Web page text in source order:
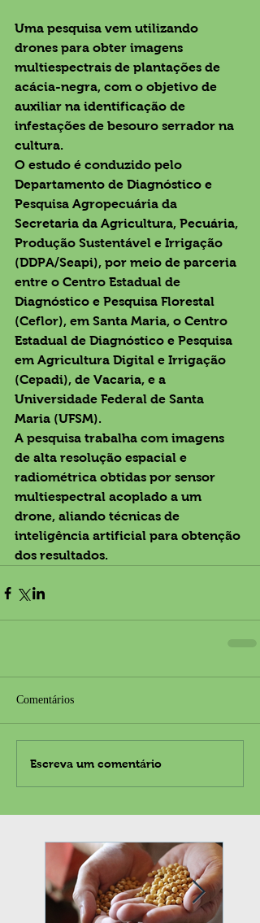
Uma pesquisa vem utilizando
drones para obter imagens
multiespectrais de plantações de
acácia-negra, com o objetivo de
auxiliar na identificação de
infestações de besouro serrador na
cultura.
O estudo é conduzido pelo
Departamento de Diagnóstico e
Pesquisa Agropecuária da
Secretaria da Agricultura, Pecuária,
Produção Sustentável e Irrigação
(DDPA/Seapi), por meio de parceria
entre o Centro Estadual de
Diagnóstico e Pesquisa Florestal
(Ceflor), em Santa Maria, o Centro
Estadual de Diagnóstico e Pesquisa
em Agricultura Digital e Irrigação
(Cepadi), de Vacaria, e a
Universidade Federal de Santa
Maria (UFSM).
A pesquisa trabalha com imagens
de alta resolução espacial e
radiométrica obtidas por sensor
multiespectral acoplado a um
drone, aliando técnicas de
inteligência artificial para obtenção
dos resultados.
Comentários
Escreva um comentário